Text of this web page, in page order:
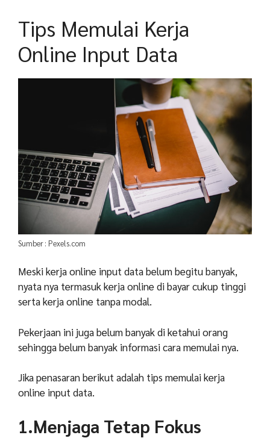
Tips Memulai Kerja
Online Input Data
Sumber : Pexels.com
Meski kerja online input data belum begitu banyak,
nyata nya termasuk kerja online di bayar cukup tinggi
serta kerja online tanpa modal.
Pekerjaan ini juga belum banyak di ketahui orang
sehingga belum banyak informasi cara memulai nya.
Jika penasaran berikut adalah tips memulai kerja
online input data.
1.Menjaga Tetap Fokus